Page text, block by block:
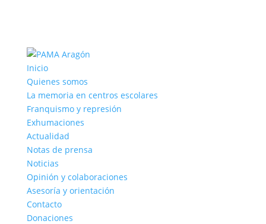
Inicio
Quienes somos
La memoria en centros escolares
Franquismo y represión
Exhumaciones
Actualidad
Notas de prensa
Noticias
Opinión y colaboraciones
Asesoría y orientación
Contacto
Donaciones